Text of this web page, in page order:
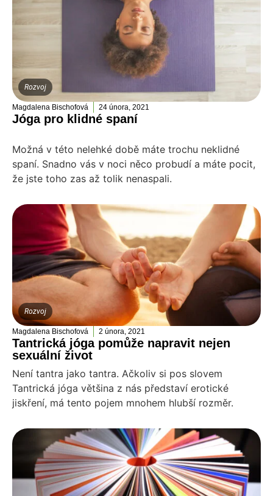
Rozvoj
Magdalena Bischofová 24 února, 2021
Jóga pro klidné spaní
Možná v této nelehké době máte trochu neklidné
spaní. Snadno vás v noci něco probudí a máte pocit,
že jste toho zas až tolik nenaspali.
Rozvoj
Magdalena Bischofová 2 února, 2021
Tantrická jóga pomůže napravit nejen
sexuální život
Není tantra jako tantra. Ačkoliv si pos slovem
Tantrická jóga většina z nás představí erotické
jiskření, má tento pojem mnohem hlubší rozměr.